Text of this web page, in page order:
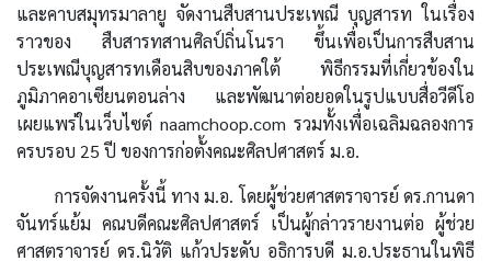
และคาบสมุทรมาลายู จัดงานสืบสานประเพณี บุญสารท ในเรื่อง
ราวของ สืบสารทสานศิลป์ถิ่นโนรา ขึ้นเพื่อเป็นการสืบสาน
ประเพณีบุญสารทเดือนสิบของภาคใต้ พิธีกรรมที่เกี่ยวข้องใน
ภูมิภาคอาเซียนตอนล่าง และพัฒนาต่อยอดในรูปแบบสื่อวีดีโอ
เผยแพร่ในเว็บไซต์ naamchoop.com รวมทั้งเพื่อเฉลิมฉลองการ
ครบรอบ 25 ปี ของการก่อตั้งคณะศิลปศาสตร์ ม.อ.
การจัดงานครั้งนี้ ทาง ม.อ. โดยผู้ช่วยศาสตราจารย์ ดร.กานดา
จันทร์แย้ม คณบดีคณะศิลปศาสตร์ เป็นผู้กล่าวรายงานต่อ ผู้ช่วย
ศาสตราจารย์ ดร.นิวัติ แก้วประดับ อธิการบดี ม.อ.ประธานในพิธี